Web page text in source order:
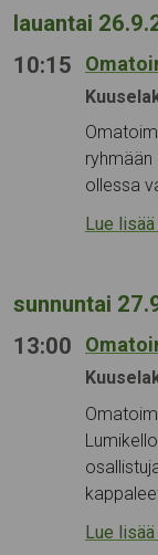
lauantai
10:15
ryhmään
ollessa
Lue lisää
sunnuntai
13:00
Lue lisää